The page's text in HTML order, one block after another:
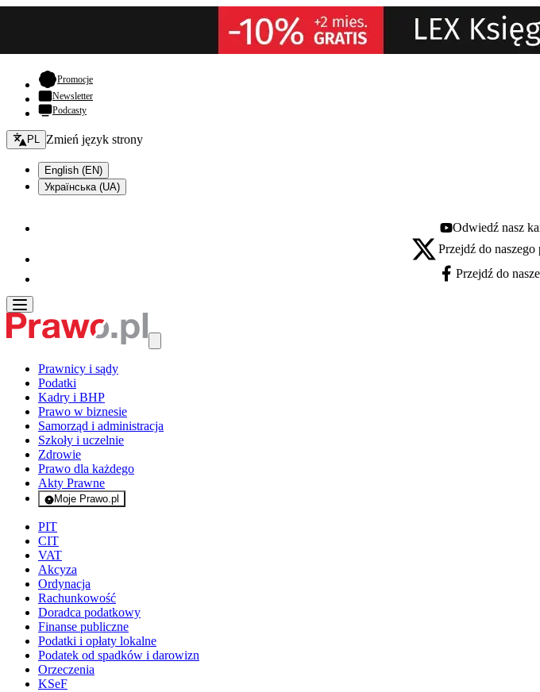
Promocje- otwiera się w nowej karcie
Newsletter
Podcasty
Zmień język - bieżący:
PL Zmień język strony
English (EN)
Українська (UA)
Youtube - otwiera się w
Odwiedź nasz
X - otwiera się w nowej karcie
Przejdź do
Facebook - otwiera się w
Przejdź do
Prawnicy i sądy
Podatki
Kadry i BHP
Prawo w biznesie
Samorząd i administracja
Szkoły i uczelnie
Zdrowie
Prawo dla każdego
Akty Prawne
Moje Prawo.pl
- rejestracja i logowanie do serwisu
PIT
CIT
VAT
Akcyza
Ordynacja
Rachunkowość
Doradca podatkowy
Finanse publiczne
Podatki i opłaty lokalne
Podatek od spadków i darowizn
Orzeczenia
KSeF